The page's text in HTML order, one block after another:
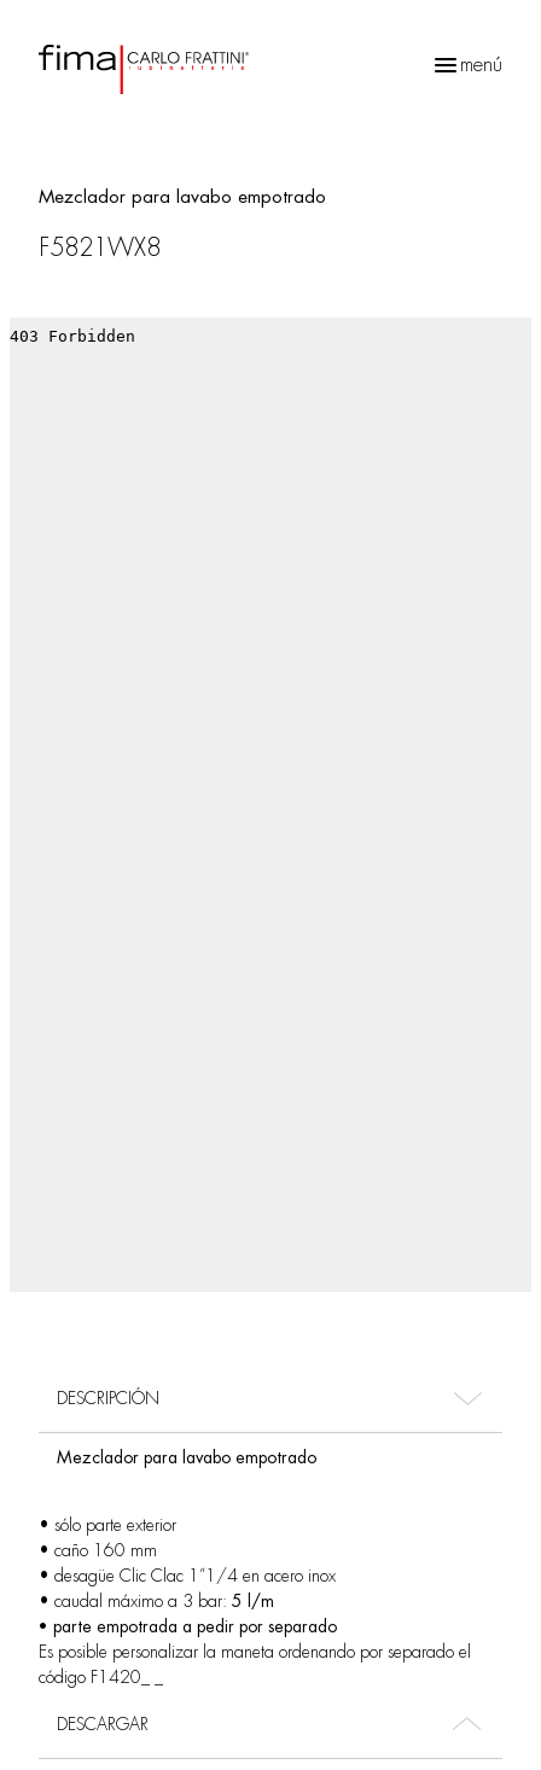
menú
Mezclador para lavabo empotrado
F5821WX8
DESCRIPCIÓN
Mezclador para lavabo empotrado
• sólo parte exterior
• caño 160 mm
• desagüe Clic Clac 1”1/4 en acero inox
• caudal máximo a 3 bar: 5 l/m
• parte empotrada a pedir por separado
Es posible personalizar la maneta ordenando por separado el
código F1420_ _
DESCARGAR